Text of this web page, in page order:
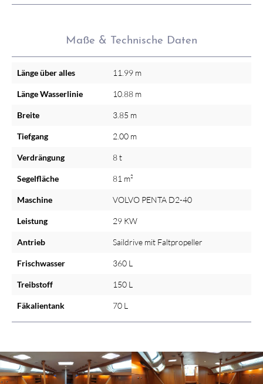
Maße & Technische Daten
Länge über alles 11.99 m
Länge Wasserlinie 10.88 m
Breite 3.85 m
Tiefgang 2.00 m
Verdrängung 8 t
Segelfläche 81 m²
Maschine VOLVO PENTA D2-40
Leistung 29 KW
Antrieb Saildrive mit Faltpropeller
Frischwasser 360 L
Treibstoff 150 L
Fäkalientank 70 L